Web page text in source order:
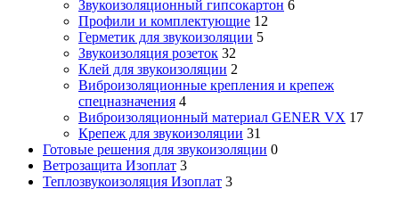
Звукоизоляционный гипсокартон 6
Профили и комплектующие 12
Герметик для звукоизоляции 5
Звукоизоляция розеток 32
Клей для звукоизоляции 2
Виброизоляционные крепления и крепеж
спецназначения 4
Виброизоляционный материал GENER VX 17
Крепеж для звукоизоляции 31
Готовые решения для звукоизоляции 0
Ветрозащита Изоплат 3
Теплозвукоизоляция Изоплат 3